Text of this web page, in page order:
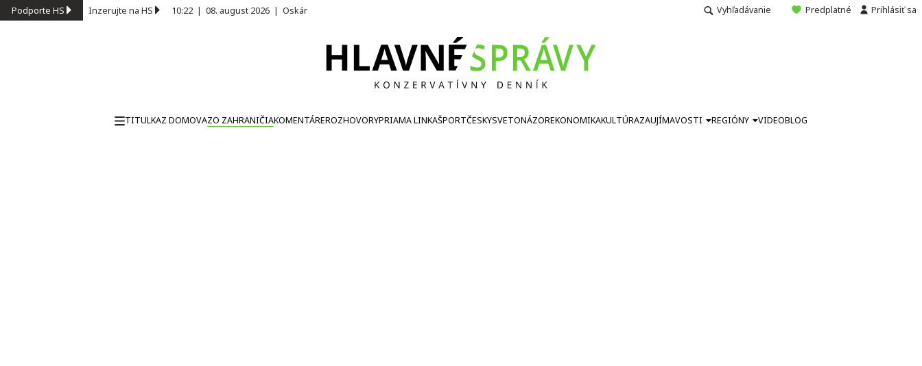
Podporte HS Inzerujte na HS 10:22 | 08. august 2026 | Oskár Vyhľadávanie Predplatné Prihlásiť sa
TITULKAZ DOMOVAZO ZAHRANIČIAKOMENTÁREROZHOVORYPRIAMA LINKAŠPORTČESKYSVETONÁZOREKONOMIKAKULTÚRAZAUJÍMAVOSTI REGIÓNY VIDEOBLOG